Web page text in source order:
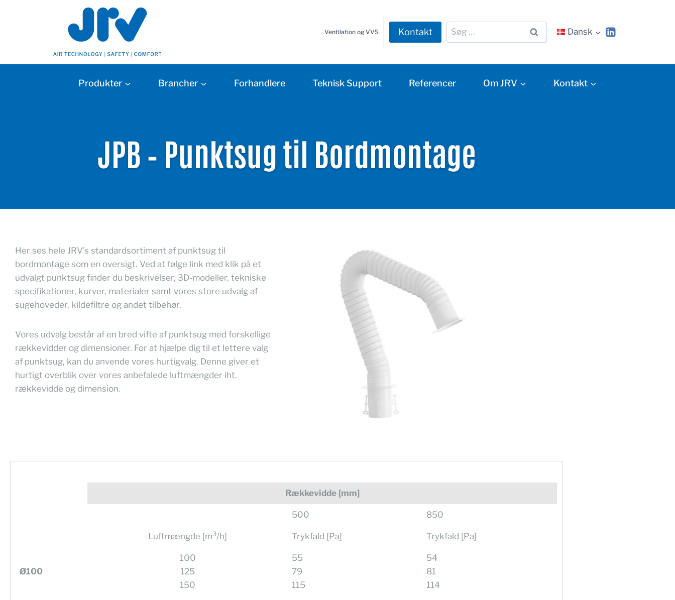
Ventilation og VVS Kontakt Dansk
Produkter Brancher Forhandlere Teknisk Support Referencer Om JRV Kontakt
JPB – Punktsug til Bordmontage
Her ses hele JRV’s standardsortiment af punktsug til
bordmontage som en oversigt. Ved at følge link med klik på et
udvalgt punktsug finder du beskrivelser, 3D-modeller, tekniske
specifikationer, kurver, materialer samt vores store udvalg af
sugehoveder, kildefiltre og andet tilbehør.
Vores udvalg består af en bred vifte af punktsug med forskellige
rækkevidder og dimensioner. For at hjælpe dig til et lettere valg
af punktsug, kan du anvende vores hurtigvalg. Denne giver et
hurtigt overblik over vores anbefalede luftmængder iht.
rækkevidde og dimension.
Rækkevidde [mm]
500 850
Luftmængde [m3/h] Trykfald [Pa] Trykfald [Pa]
Ø100
100
125
150
55
79
115
54
81
114